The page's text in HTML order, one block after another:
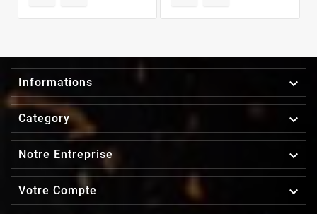
Informations 
Category 
Notre Entreprise 
Votre Compte 